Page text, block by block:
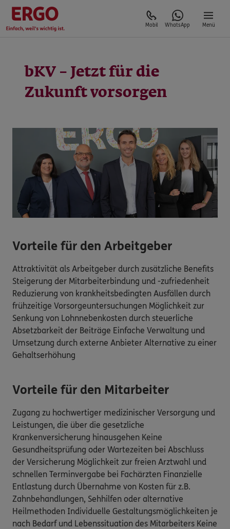
Mobil WhatsApp Menü
bKV – Jetzt für die
Zukunft vorsorgen
Vorteile für den Arbeitgeber
Attraktivität als Arbeitgeber durch zusätzliche Benefits
Steigerung der Mitarbeiterbindung und -zufriedenheit
Reduzierung von krankheitsbedingten Ausfällen durch
frühzeitige Vorsorgeuntersuchungen Möglichkeit zur
Senkung von Lohnnebenkosten durch steuerliche
Absetzbarkeit der Beiträge Einfache Verwaltung und
Umsetzung durch externe Anbieter Alternative zu einer
Gehaltserhöhung
Vorteile für den Mitarbeiter
Zugang zu hochwertiger medizinischer Versorgung und
Leistungen, die über die gesetzliche
Krankenversicherung hinausgehen Keine
Gesundheitsprüfung oder Wartezeiten bei Abschluss
der Versicherung Möglichkeit zur freien Arztwahl und
schnellen Terminvergabe bei Fachärzten Finanzielle
Entlastung durch Übernahme von Kosten für z.B.
Zahnbehandlungen, Sehhilfen oder alternative
Heilmethoden Individuelle Gestaltungsmöglichkeiten je
nach Bedarf und Lebenssituation des Mitarbeiters Keine